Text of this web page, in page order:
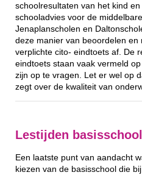
schoolresultaten van het kind
schooladvies voor de
Jenaplanscholen en
deze manier van beoordelen
verplichte cito- eindtoets af. De
eindtoets staan vaak vermeld
zijn op te vragen. Let er wel op
zegt over de kwaliteit van
Lestijden
Een laatste punt van aandacht
kiezen van de basisschool die